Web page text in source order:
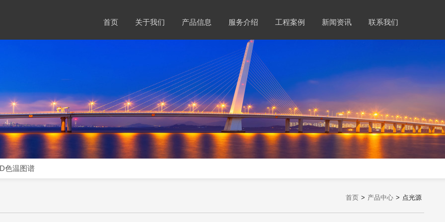
首页 关于我们 产品信息 服务介绍 工程案例 新闻资讯 联系我们
色温图谱
首页 > 产品中心 > 点光源